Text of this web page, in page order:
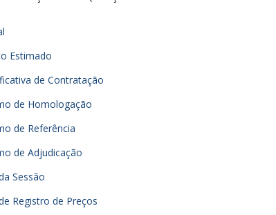
Estimado
de Contratação
de Homologação
de Referência
de Adjudicação
Sessão
Registro de Preços